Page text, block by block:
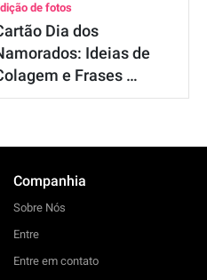
de fotos
Dia dos
Ideias de
e Frases …
Companhia
Sobre Nós
Entre
Entre em contato